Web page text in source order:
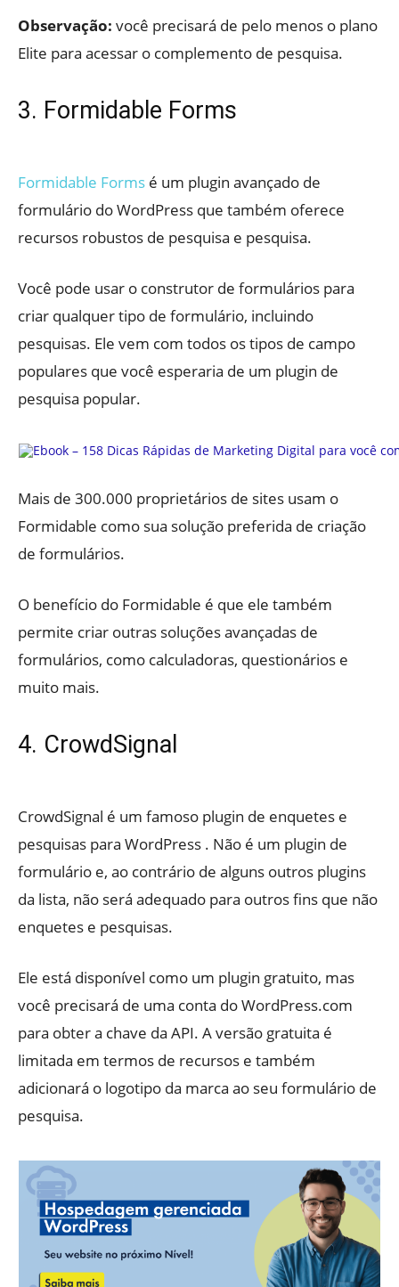
Observação: você precisará de pelo menos o plano
Elite para acessar o complemento de pesquisa.
3. Formidable Forms
Formidable Forms é um plugin avançado de
formulário do WordPress que também oferece
recursos robustos de pesquisa e pesquisa.
Você pode usar o construtor de formulários para
criar qualquer tipo de formulário, incluindo
pesquisas. Ele vem com todos os tipos de campo
populares que você esperaria de um plugin de
pesquisa popular.
Mais de 300.000 proprietários de sites usam o
Formidable como sua solução preferida de criação
de formulários.
O benefício do Formidable é que ele também
permite criar outras soluções avançadas de
formulários, como calculadoras, questionários e
muito mais.
4. CrowdSignal
CrowdSignal é um famoso plugin de enquetes e
pesquisas para WordPress . Não é um plugin de
formulário e, ao contrário de alguns outros plugins
da lista, não será adequado para outros fins que não
enquetes e pesquisas.
Ele está disponível como um plugin gratuito, mas
você precisará de uma conta do WordPress.com
para obter a chave da API. A versão gratuita é
limitada em termos de recursos e também
adicionará o logotipo da marca ao seu formulário de
pesquisa.